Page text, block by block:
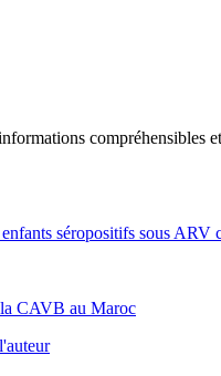
compréhensibles
séropositifs sous
CAVB au Maroc